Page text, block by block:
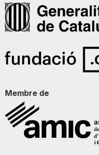
Membre de